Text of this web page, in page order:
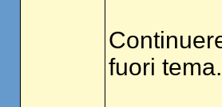
fuori